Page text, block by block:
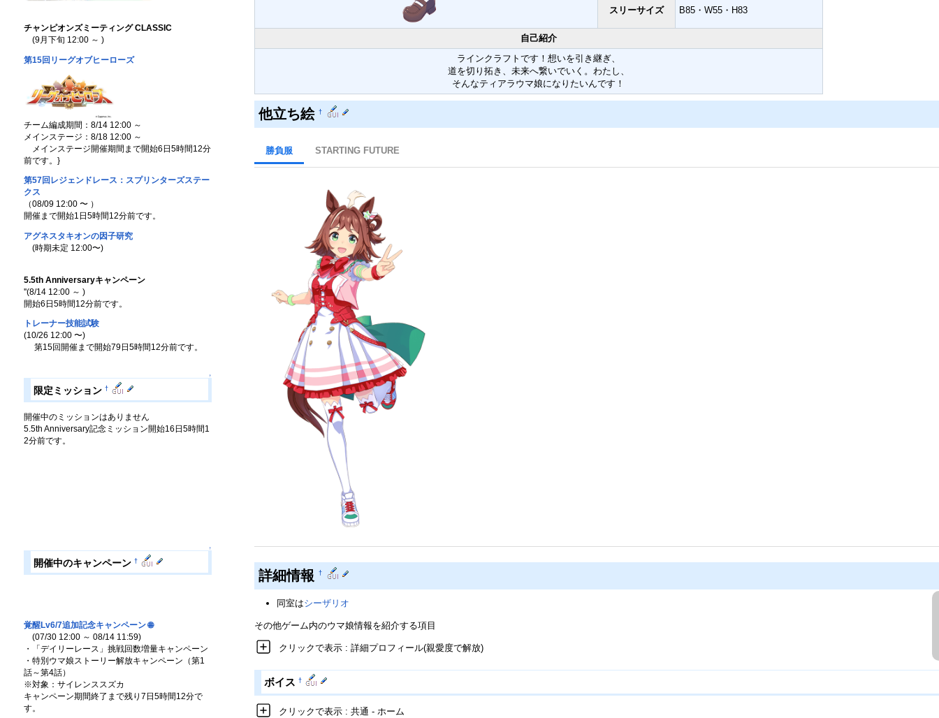
チャンピオンズミーティング CLASSIC
(9月下旬 12:00 ～ )
第15回リーグオブヒーローズ
チーム編成期間：8/14 12:00 ～
メインステージ：8/18 12:00 ～
メインステージ開催期間まで開始6日5時間12分
前です。 }
第57回レジェンドレース：スプリンターズステー
クス
（08/09 12:00 〜 ）
開催まで開始1日5時間12分前です。
アグネスタキオンの因子研究
(時期未定 12:00〜)
5.5th Anniversaryキャンペーン
''(8/14 12:00 ～ )
開始6日5時間12分前です。
トレーナー技能試験
(10/26 12:00 〜)
第15回開催まで開始79日5時間12分前です。
↑
限定ミッション †
開催中のミッションはありません
5.5th Anniversary記念ミッション開始16日5時間1
2分前です。
↑
開催中のキャンペーン †
覚醒Lv6/7追加記念キャンペーン🌐
(07/30 12:00 ～ 08/14 11:59)
・「デイリーレース」挑戦回数増量キャンペーン
・特別ウマ娘ストーリー解放キャンペーン（第1
話～第4話）
※対象：サイレンススズカ
キャンペーン期間終了まで残り7日5時間12分で
す。
スリーサイズ B85・W55・H83
自己紹介
ラインクラフトです！想いを引き継ぎ、
道を切り拓き、未来へ繋いでいく。わたし、
そんなティアラウマ娘になりたいんです！
他立ち絵 †
勝負服 STARTING FUTURE
詳細情報 †
同室はシーザリオ
その他ゲーム内のウマ娘情報を紹介する項目
クリックで表示 : 詳細プロフィール(親愛度で解放)
ボイス†
クリックで表示 : 共通 - ホーム